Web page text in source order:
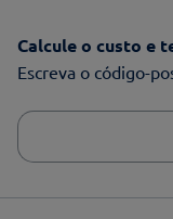
Calcule o custo e
Escreva o código-